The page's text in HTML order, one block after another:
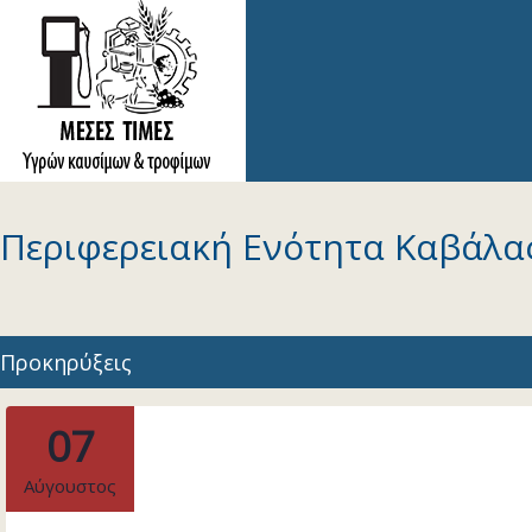
Περιφερειακή Ενότητα
Προκηρύξεις
07
Αύγουστος